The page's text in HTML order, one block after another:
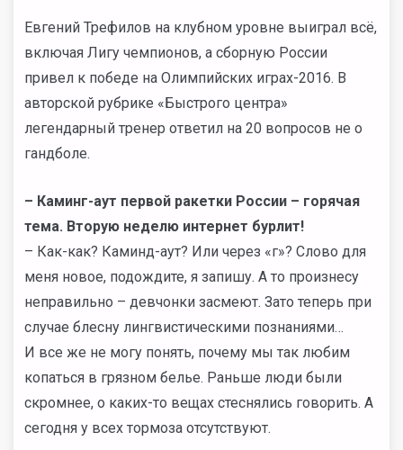
Евгений Трефилов на клубном уровне выиграл всё,
включая Лигу чемпионов, а сборную России
привел к победе на Олимпийских играх-2016. В
авторской рубрике «Быстрого центра»
легендарный тренер ответил на 20 вопросов не о
гандболе.
– Каминг-аут первой ракетки России – горячая
тема. Вторую неделю интернет бурлит!
– Как-как? Каминд-аут? Или через «г»? Слово для
меня новое, подождите, я запишу. А то произнесу
неправильно – девчонки засмеют. Зато теперь при
случае блесну лингвистическими познаниями…
И все же не могу понять, почему мы так любим
копаться в грязном белье. Раньше люди были
скромнее, о каких-то вещах стеснялись говорить. А
сегодня у всех тормоза отсутствуют.